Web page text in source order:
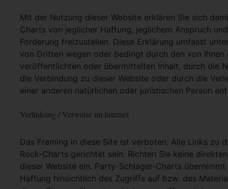
Mit der Nutzung dieser Website erklären Sie sich
Charts von jeglicher Haftung, jeglichem Anspruch
Forderung freizustellen. Diese Erklärung umfasst
von Dritten wegen oder bedingt durch den von Ihnen
veröffentlichten oder übermittelten Inhalt, durch die
die Verbindung zu dieser Website oder durch die
einer anderen natürlichen oder juristischen Person
Verlinkung / Verweise im Internet
Das Framing in diese Site ist verboten. Alle Links zu
Rock-Charts gerichtet sein. Richten Sie keine
dieser Website ein. Party-Schlager-Charts
Haftung hinsichtlich des Zugriffs auf bzw. des